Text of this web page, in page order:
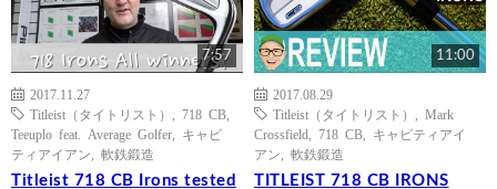
7:57
2017.11.27
Titleist（タイトリスト）
718 CB
Teeuplo feat. Average Golfer
キャビ
ティアイアン
軟鉄鍛造
Titleist 718 CB Irons tested
11:00
2017.08.29
Titleist（タイトリスト）
Mark
Crossfield
718 CB
キャビティアイ
アン
軟鉄鍛造
TITLEIST 718 CB IRONS